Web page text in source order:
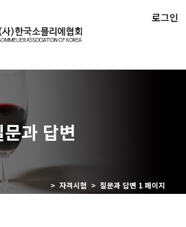
로그인
과 답변
> 자격시험 > 질문과 답변 1 페이지